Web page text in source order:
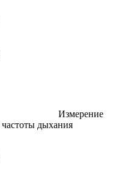
Измерение
дыхания